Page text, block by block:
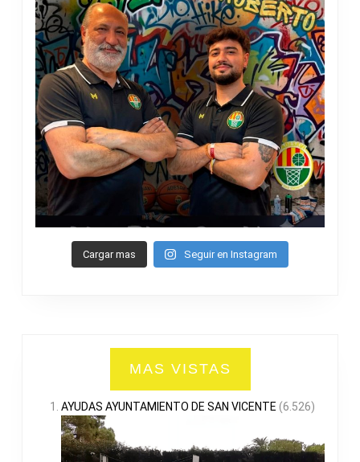
Cargar mas Seguir en Instagram
MAS VISTAS
AYUDAS AYUNTAMIENTO DE SAN VICENTE (6.526)